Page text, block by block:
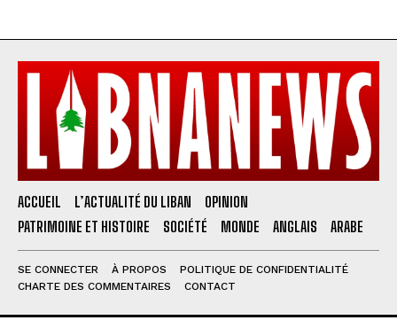
ACCUEIL L’ACTUALITÉ DU LIBAN
OPINION
PATRIMOINE ET HISTOIRE
SOCIÉTÉ MONDE ANGLAIS ARABE
SE CONNECTER À PROPOS
POLITIQUE DE CONFIDENTIALITÉ
CHARTE DES COMMENTAIRES
CONTACT